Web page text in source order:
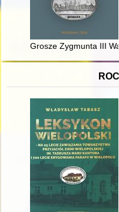
Grosze Zygmunta III